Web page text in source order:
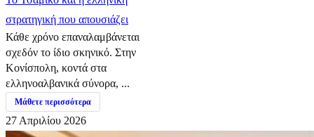
στρατηγική που απουσιάζει
Κάθε χρόνο επαναλαμβάνεται
σχεδόν το ίδιο σκηνικό. Στην
Κονίσπολη, κοντά στα
ελληνοαλβανικά σύνορα, ...
Μάθετε περισσότερα
27 Απριλίου 2026